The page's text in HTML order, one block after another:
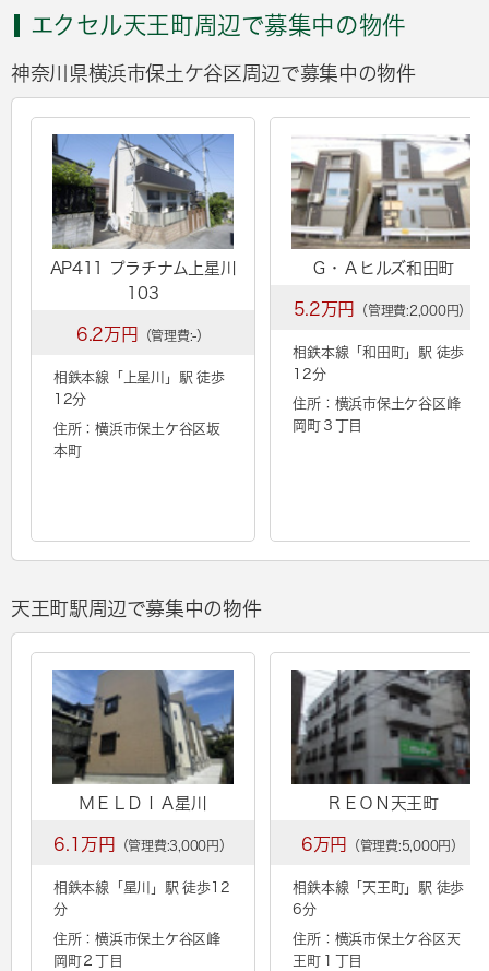
エクセル天王町周辺で募集中の物件
神奈川県横浜市保土ケ谷区周辺で募集中の物件
AP411 プラチナム上星川
103
6.2万円 （管理費:-）
相鉄本線「 上星川
」駅 徒歩
12分
住所：横浜市保土ケ谷区坂
本町
Ｇ・Ａヒルズ和田町
5.2万円 （管理費:2,000円）
相鉄本線「和田町」駅 徒歩
12分
住所：横浜市保土ケ谷区峰
岡町３丁目
天王町駅周辺で募集中の物件
ＭＥＬＤＩＡ星川
6.1万円 （管理費:3,000円）
相鉄本線「 星川
」駅 徒歩12
分
住所：横浜市保土ケ谷区峰
岡町２丁目
ＲＥＯＮ天王町
6万円 （管理費:5,000円）
相鉄本線「天王町」駅 徒歩
6分
住所：横浜市保土ケ谷区天
王町１丁目